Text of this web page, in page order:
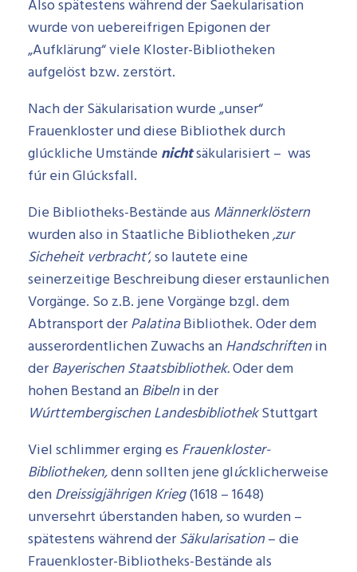
Also spätestens während der Saekularisation
wurde von uebereifrigen Epigonen der
„Aufklärung“ viele Kloster-Bibliotheken
aufgelöst bzw. zerstört.
Nach der Säkularisation wurde „unser“
Frauenkloster und diese Bibliothek durch
glúckliche Umstände nichtsäkularisiert – was
fúr ein Glúcksfall.
Die Bibliotheks-Bestände aus Männerklöstern
wurden also in Staatliche Bibliotheken‚zur
Sicheheit verbracht‘, so lautete eine
seinerzeitige Beschreibung dieser erstaunlichen
Vorgänge. So z.B. jene Vorgänge bzgl. dem
Abtransport derPalatinaBibliothek. Oder dem
ausserordentlichen Zuwachs an Handschriftenin
derBayerischen Staatsbibliothek.Oder dem
hohen Bestand an Bibelnin der
Wúrttembergischen LandesbibliothekStuttgart
Viel schlimmer erging es Frauenkloster-
Bibliotheken,denn sollten jene glúcklicherweise
den Dreissigjährigen Krieg(1618 – 1648)
unversehrt úberstanden haben, so wurden –
spätestens während derSäkularisation– die
Frauenkloster-Bibliotheks-Bestände als